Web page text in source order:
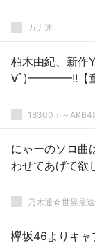
カナ速
柏木由紀、新
∀ﾟ)━━━━!!【童
18300ｍ～
にゃーのソロ曲
わせてあげて欲
欅坂46よりキャ